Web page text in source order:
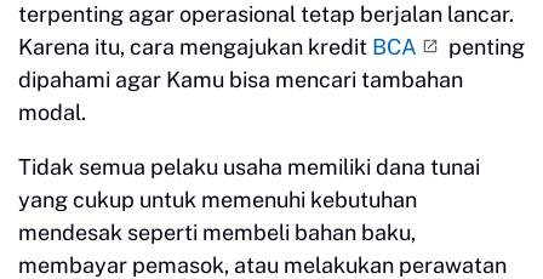
terpenting agar operasional tetap berjalan lancar.
Karena itu, cara mengajukan kredit BCA
penting
dipahami agar Kamu bisa mencari tambahan
modal.
Tidak semua pelaku usaha memiliki dana tunai
yang cukup untuk memenuhi kebutuhan
mendesak seperti membeli bahan baku,
membayar pemasok, atau melakukan perawatan